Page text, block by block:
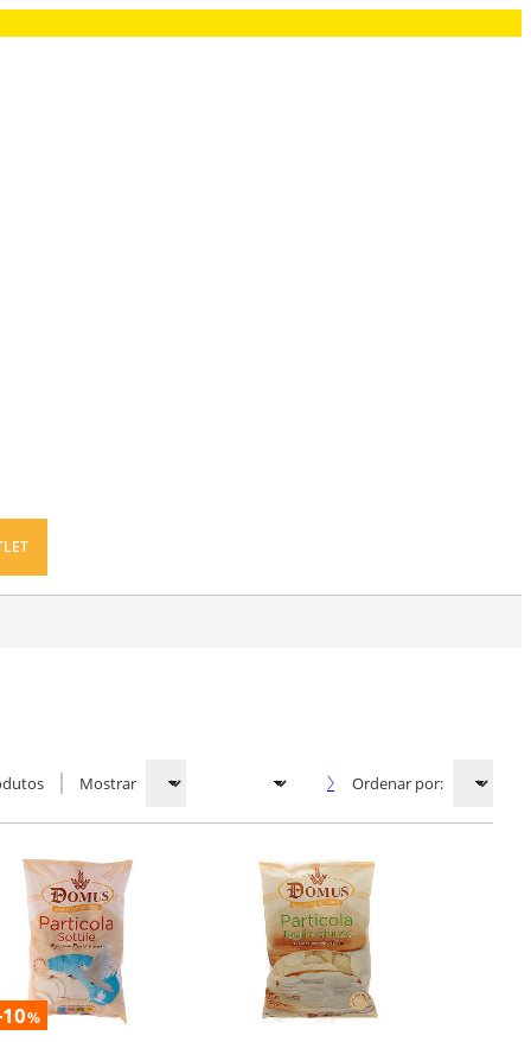
Mostrar Ordenar por:
%